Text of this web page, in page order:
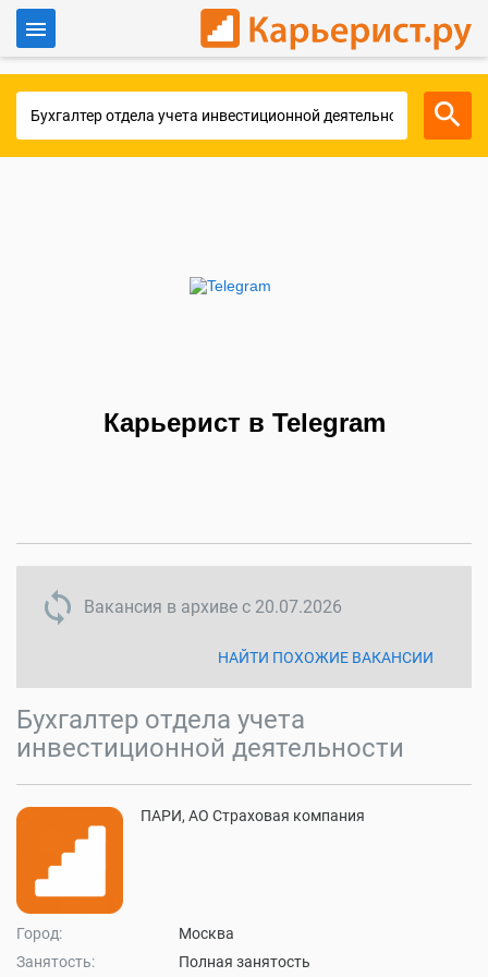
Для работодателей
Карьерист в Telegram
sync disabled
Вакансия в архиве с 20.07.2026
НАЙТИ ПОХОЖИЕ ВАКАНСИИ
Бухгалтер отдела учета
инвестиционной деятельности
ПАРИ, АО Страховая компания
Город:
Москва
Занятость:
Полная занятость